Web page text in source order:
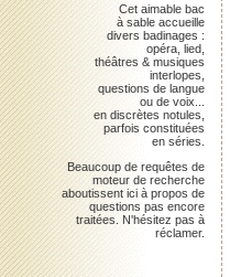
Cet aimable bac
à sable accueille
divers badinages :
opéra, lied,
théâtres & musiques
interlopes,
questions de langue
ou de voix...
en discrètes notules,
parfois constituées
en séries.
Beaucoup de requêtes de
moteur de recherche
aboutissent ici à propos de
questions pas encore
traitées. N'hésitez pas à
réclamer.